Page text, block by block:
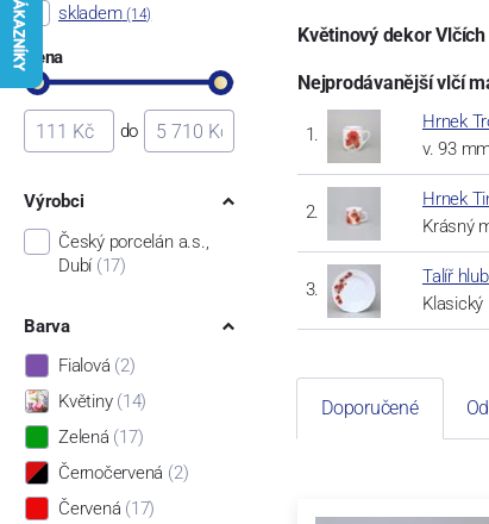
Květinový dekor
Nejprodávanější vlčí
Hrnek
v. 93
Hrnek
Krásný
Talíř
skladem (14)
Cena
do
Výrobci
Český porcelán a.s.,
Dubí (17)
Barva
Fialová (2)
Květiny (14)
Zelená (17)
Černočervená (2)
Červená (17)
Doporučené